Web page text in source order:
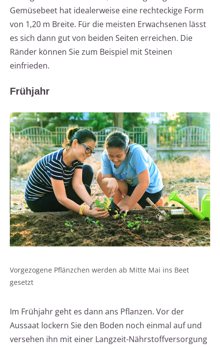
Gemüsebeet hat idealerweise eine rechteckige Form
von 1,20 m Breite. Für die meisten Erwachsenen lässt
es sich dann gut von beiden Seiten erreichen. Die
Ränder können Sie zum Beispiel mit Steinen
einfrieden.
Frühjahr
Vorgezogene Pflänzchen werden ab Mitte Mai ins Beet
gesetzt
Im Frühjahr geht es dann ans Pflanzen. Vor der
Aussaat lockern Sie den Boden noch einmal auf und
versehen ihn mit einer Langzeit-Nährstoffversorgung